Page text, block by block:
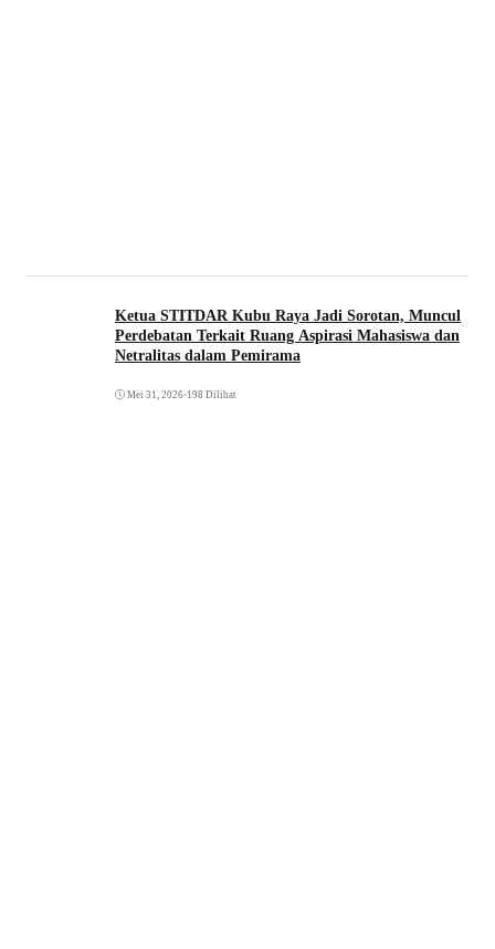
Ketua STITDAR Kubu Raya Jadi Sorotan, Muncul
Perdebatan Terkait Ruang Aspirasi Mahasiswa dan
Netralitas dalam Pemirama
Mei 31, 2026•198 Dilihat